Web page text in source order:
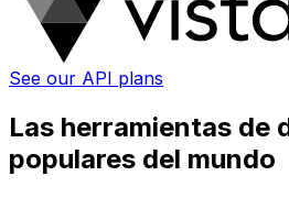
See our API plans
Las herramientas de
populares del mundo